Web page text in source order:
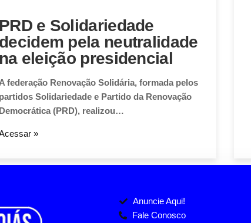
PRD e Solidariedade
decidem pela neutralidade
na eleição presidencial
A federação Renovação Solidária, formada pelos
partidos Solidariedade e Partido da Renovação
Democrática (PRD), realizou…
»
Anuncie Aqui!
Fale Conosco